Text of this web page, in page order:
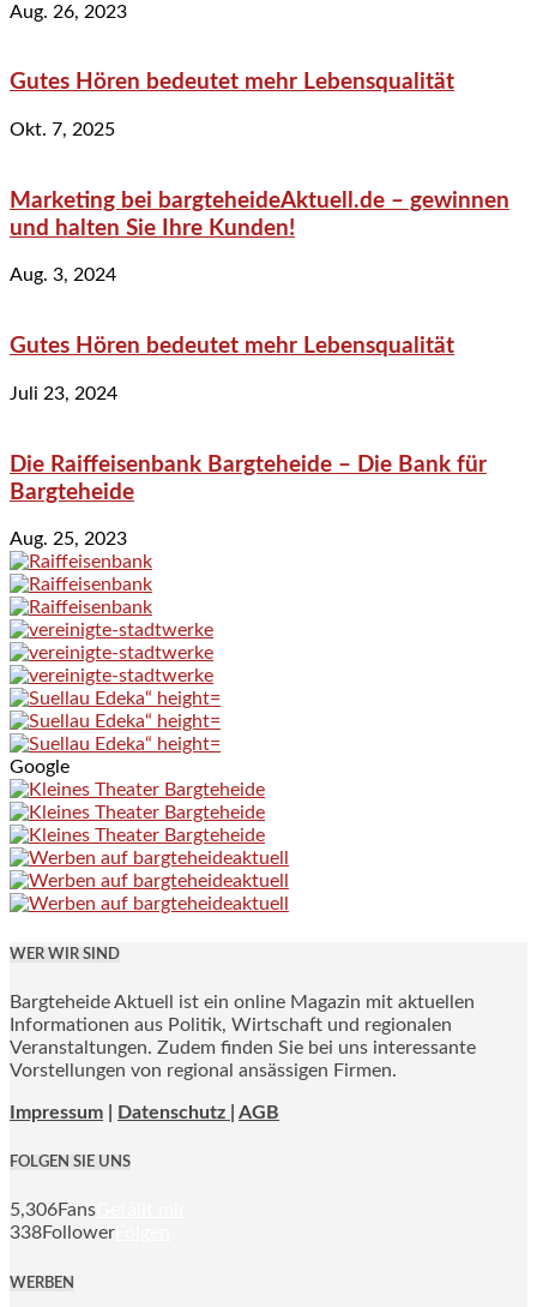
Aug. 26, 2023
Gutes Hören bedeutet mehr Lebensqualität
Okt. 7, 2025
Marketing bei bargteheideAktuell.de – gewinnen
und halten Sie Ihre Kunden!
Aug. 3, 2024
Gutes Hören bedeutet mehr Lebensqualität
Juli 23, 2024
Die Raiffeisenbank Bargteheide – Die Bank für
Bargteheide
Aug. 25, 2023
Google
WER WIR SIND
Bargteheide Aktuell ist ein online Magazin mit aktuellen
Informationen aus Politik, Wirtschaft und regionalen
Veranstaltungen. Zudem finden Sie bei uns interessante
Vorstellungen von regional ansässigen Firmen.
Impressum Datenschutz | AGB
FOLGEN SIE UNS
5,306Fans
338Follower
WERBEN